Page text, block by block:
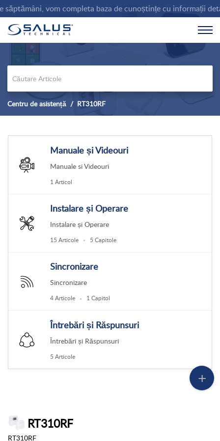
vom completa baza de cunoștințe cu informații
Centru de asistență RT310RF
Manuale și Videouri
Manuale si Videouri
1 Articol
Instalare și Operare
Instalare și Operare
15 Articole 5 Capitole
Sincronizare
Sincronizare
4 Articole 1 Capitol
Întrebări și Răspunsuri
Întrebări și Răspunsuri
5 Articole
RT310RF
RT310RF